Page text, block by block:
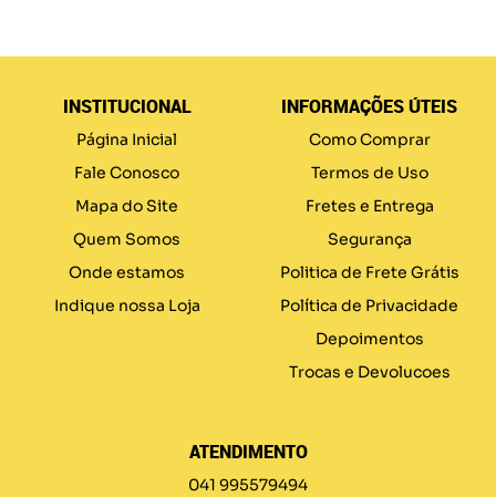
INSTITUCIONAL
Página Inicial
Fale Conosco
Mapa do Site
Quem Somos
Onde estamos
Indique nossa Loja
INFORMAÇÕES ÚTEIS
Como Comprar
Termos de Uso
Fretes e Entrega
Segurança
Politica de Frete Grátis
Política de Privacidade
Depoimentos
Trocas e Devolucoes
ATENDIMENTO
041 995579494